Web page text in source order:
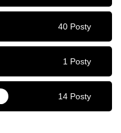
40 Posty
1 Posty
14 Posty